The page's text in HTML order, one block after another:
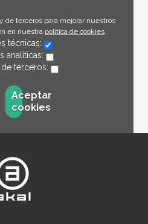
de terceros para mejorar nuestros
en nuestra política de cookies.
técnicas:
analíticas:
terceros:
Aceptar
cookies